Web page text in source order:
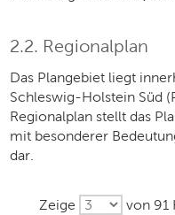
2.2. Regionalplan
Das Plangebiet liegt
Schleswig-Holstein Süd
Regionalplan stellt das
mit besonderer
dar.
Zeige von 91